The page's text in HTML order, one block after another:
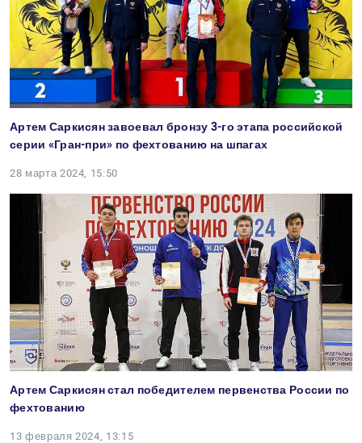
Артем Саркисян завоевал бронзу 3-го этапа российской
серии «Гран-при» по фехтованию на шпагах
28 марта 2024, 15:50
Артем Саркисян стал победителем первенства России по
фехтованию
13 февраля 2024, 13:15